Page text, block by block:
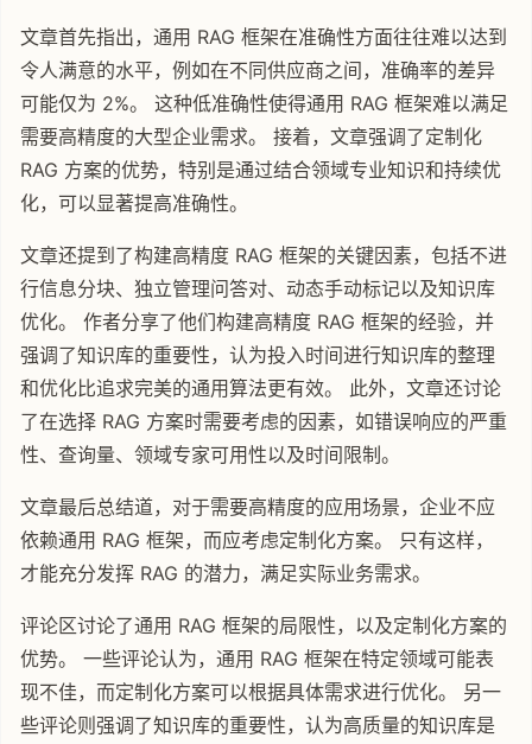
文章首先指出，通用 RAG 框架在准确性方面往往难以达到
令人满意的水平，例如在不同供应商之间，准确率的差异
可能仅为 2%。 这种低准确性使得通用 RAG 框架难以满足
需要高精度的大型企业需求。 接着，文章强调了定制化
RAG 方案的优势，特别是通过结合领域专业知识和持续优
化，可以显著提高准确性。
文章还提到了构建高精度 RAG 框架的关键因素，包括不进
行信息分块、独立管理问答对、动态手动标记以及知识库
优化。 作者分享了他们构建高精度 RAG 框架的经验，并
强调了知识库的重要性，认为投入时间进行知识库的整理
和优化比追求完美的通用算法更有效。 此外，文章还讨论
了在选择 RAG 方案时需要考虑的因素，如错误响应的严重
性、查询量、领域专家可用性以及时间限制。
文章最后总结道，对于需要高精度的应用场景，企业不应
依赖通用 RAG 框架，而应考虑定制化方案。 只有这样，
才能充分发挥 RAG 的潜力，满足实际业务需求。
评论区讨论了通用 RAG 框架的局限性，以及定制化方案的
优势。 一些评论认为，通用 RAG 框架在特定领域可能表
现不佳，而定制化方案可以根据具体需求进行优化。 另一
些评论则强调了知识库的重要性，认为高质量的知识库是